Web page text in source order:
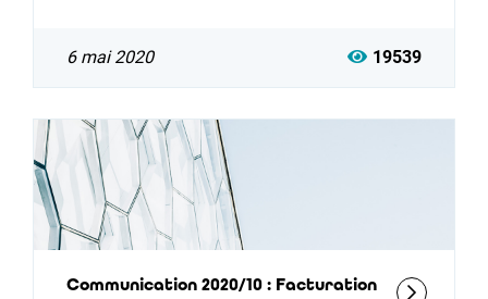
6 mai 2020 19539
Communication 2020/10 : Facturation